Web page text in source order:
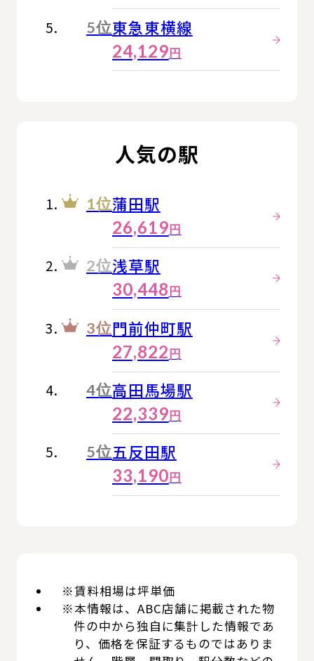
5位東急東横線
24,129円
人気の駅
1位蒲田駅
26,619円
2位浅草駅
30,448円
3位門前仲町駅
27,822円
4位高田馬場駅
22,339円
5位五反田駅
33,190円
※賃料相場は坪単価
※本情報は、ABC店舗に掲載された物
件の中から独自に集計した情報であ
り、価格を保証するものではありま